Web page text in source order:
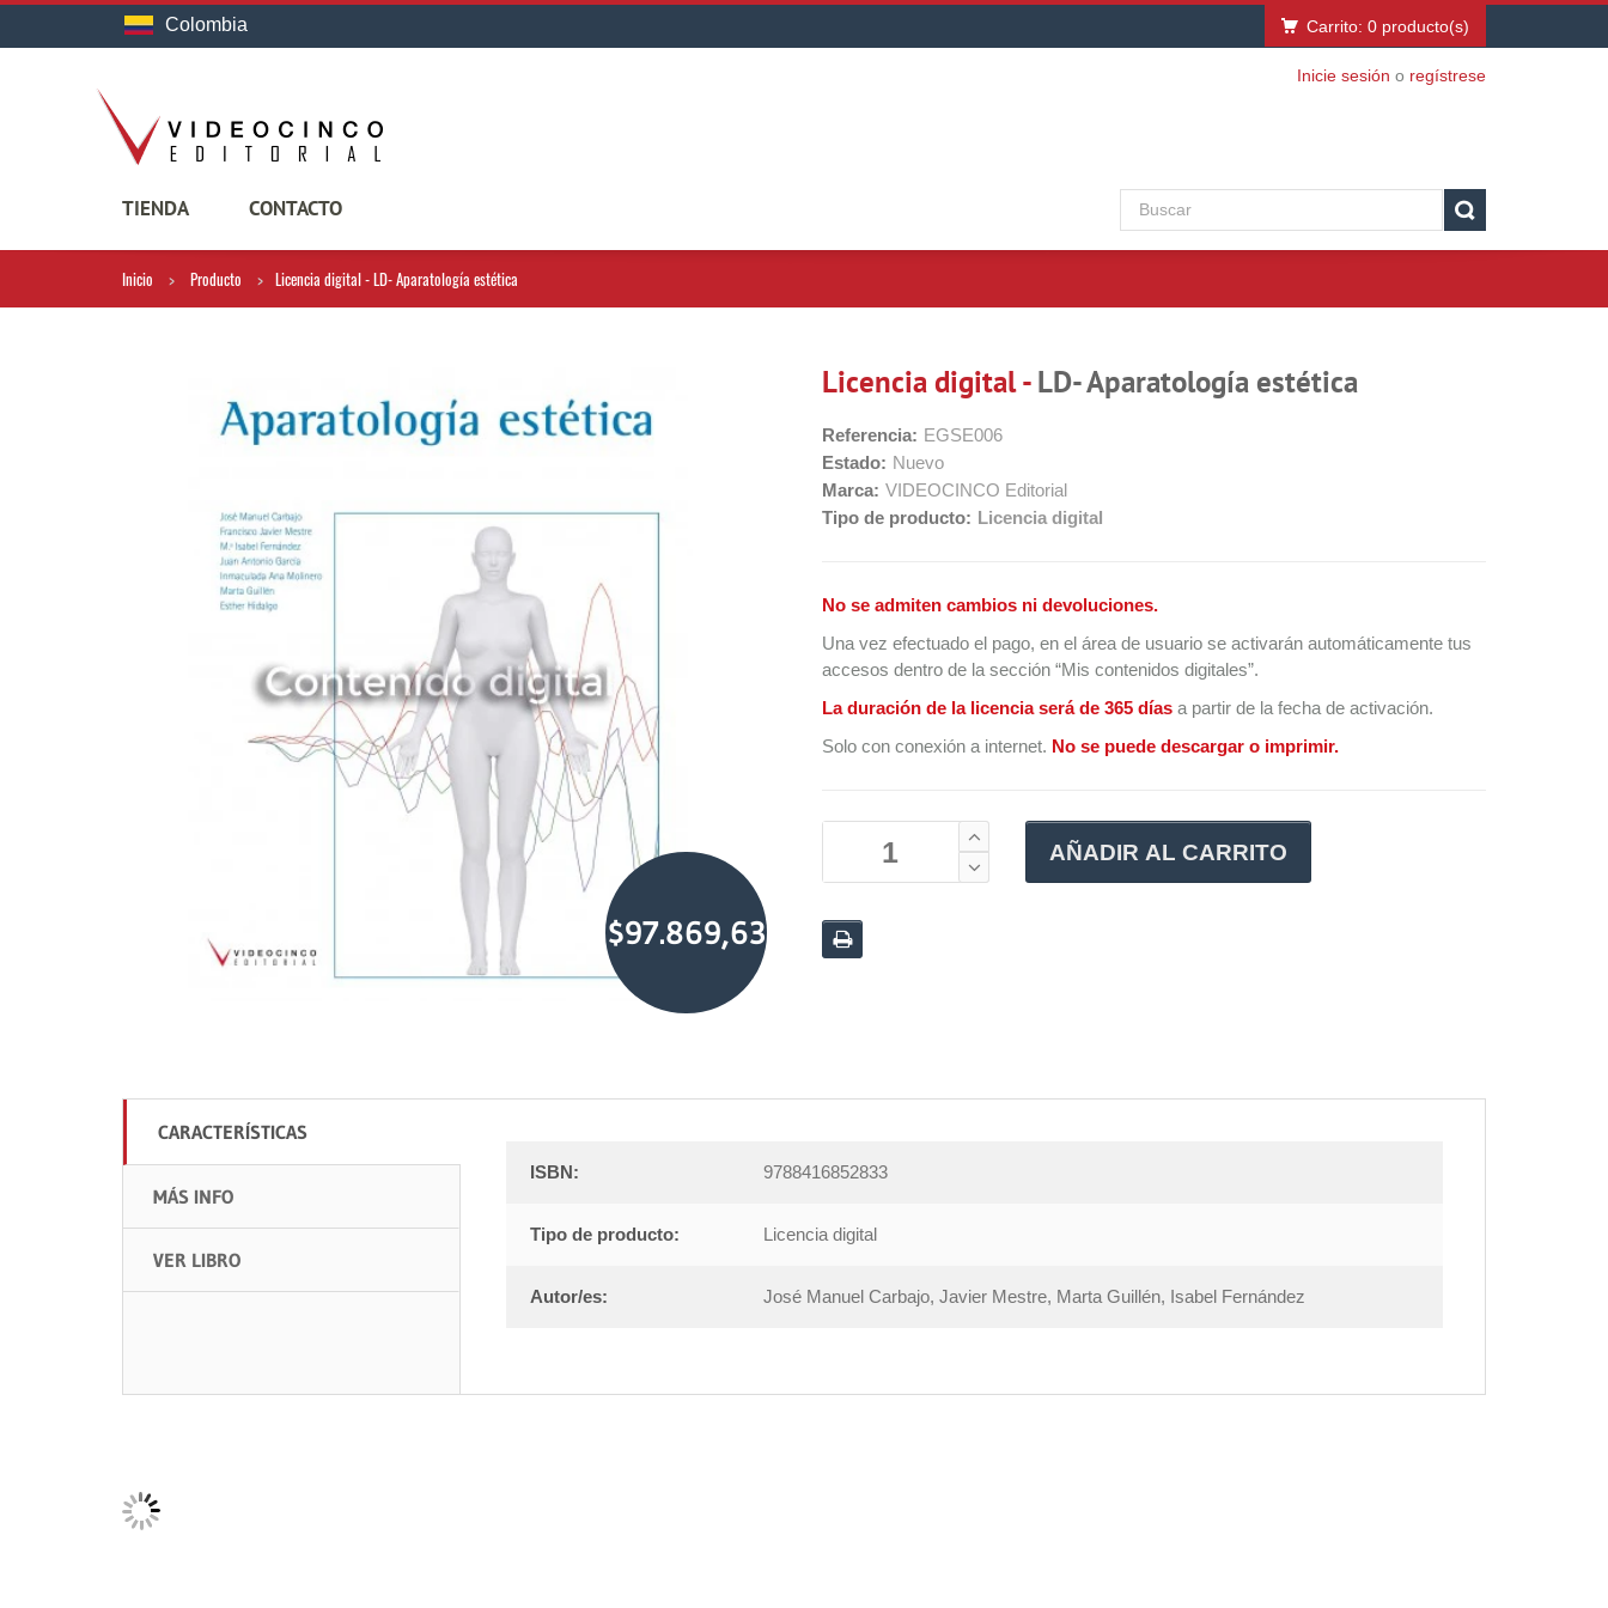
Colombia Carrito: 0 producto(s)
Inicie sesión o regístrese
TIENDA CONTACTO
Inicio Producto Licencia digital - LD- Aparatología estética
$97.869,63
Licencia digital -LD- Aparatología estética
Referencia: EGSE006
Estado: Nuevo
Marca: VIDEOCINCO Editorial
Tipo de producto: Licencia digital
No se admiten cambios ni devoluciones.
Una vez efectuado el pago, en el área de usuario se activarán automáticamente tus
accesos dentro de la sección “Mis contenidos digitales”.
La duración de la licencia será de 365 días a partir de la fecha de activación.
Solo con conexión a internet. No se puede descargar o imprimir.
AÑADIR AL CARRITO
CARACTERÍSTICAS
MÁS INFO
VER LIBRO
ISBN: 9788416852833
Tipo de producto: Licencia digital
Autor/es: José Manuel Carbajo, Javier Mestre, Marta Guillén, Isabel Fernández